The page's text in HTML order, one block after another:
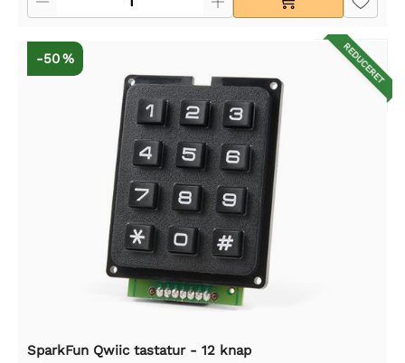
REDUCERET
-50 %
SparkFun Qwiic tastatur - 12 knap